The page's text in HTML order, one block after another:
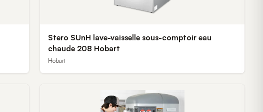
Stero SUnH lave-vaisselle sous-comptoir eau
chaude 208 Hobart
Hobart